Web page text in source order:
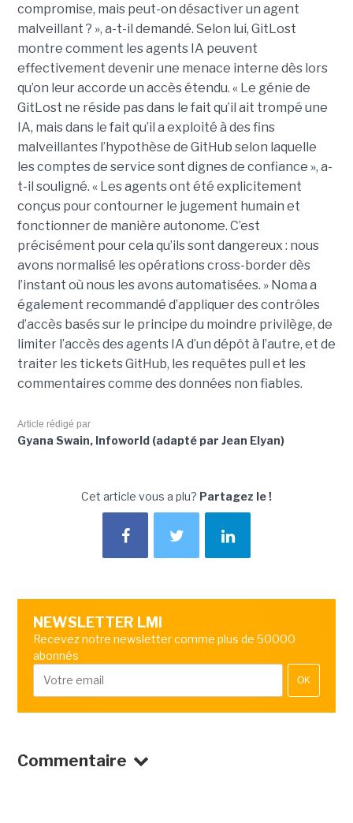
compromise, mais peut-on désactiver un agent
malveillant ? », a-t-il demandé. Selon lui, GitLost
montre comment les agents IA peuvent
effectivement devenir une menace interne dès lors
qu’on leur accorde un accès étendu. « Le génie de
GitLost ne réside pas dans le fait qu’il ait trompé une
IA, mais dans le fait qu’il a exploité à des fins
malveillantes l’hypothèse de GitHub selon laquelle
les comptes de service sont dignes de confiance », a-
t-il souligné. « Les agents ont été explicitement
conçus pour contourner le jugement humain et
fonctionner de manière autonome. C’est
précisément pour cela qu’ils sont dangereux : nous
avons normalisé les opérations cross-border dès
l’instant où nous les avons automatisées. » Noma a
également recommandé d’appliquer des contrôles
d’accès basés sur le principe du moindre privilège, de
limiter l’accès des agents IA d’un dépôt à l’autre, et de
traiter les tickets GitHub, les requêtes pull et les
commentaires comme des données non fiables.
Article rédigé par
Gyana Swain, Infoworld (adapté par Jean Elyan)
Cet article vous a plu? Partagez le !
NEWSLETTER LMI
Recevez notre newsletter comme plus de 50000
abonnés
OK
Commentaire